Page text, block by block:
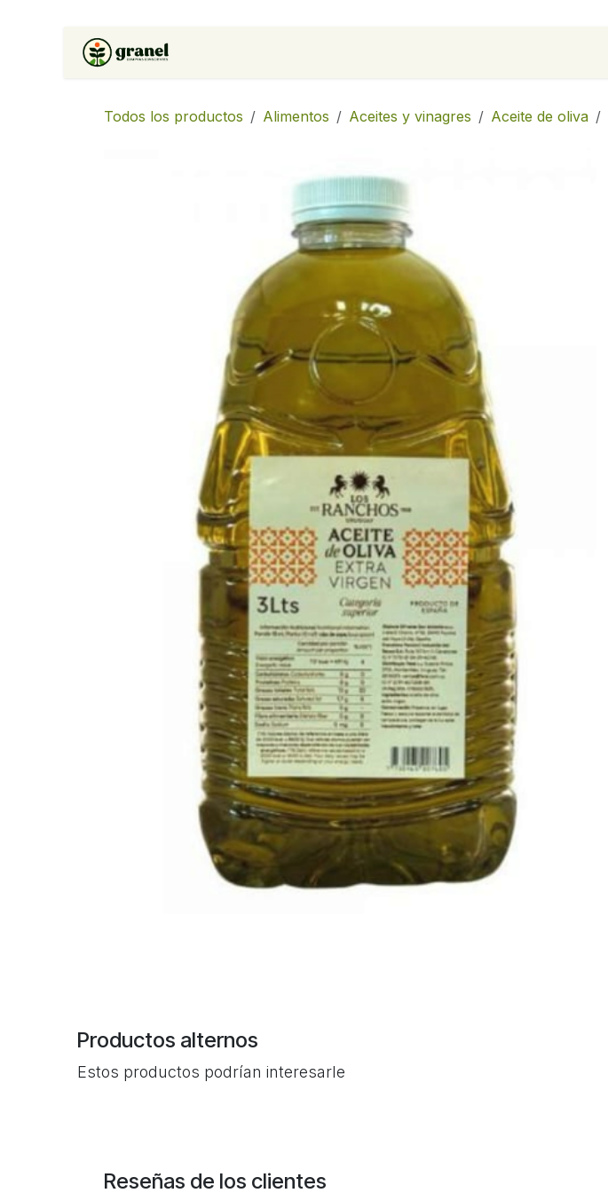
Ir al contenido
Todos los productos Alimentos Aceites y vinagres Aceite de oliva
Productos alternos
Estos productos podrían interesarle
Reseñas de los clientes